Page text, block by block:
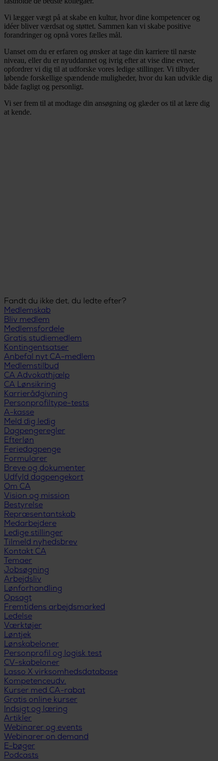
Vi lægger vægt på at skabe en kultur, hvor dine kompetencer og
idéer bliver værdsat og støttet. Sammen kan vi skabe positive
forandringer og opnå vores fælles mål.
Uanset om du er erfaren og ønsker at tage din karriere til næste
niveau, eller du er nyuddannet og ivrig efter at vise dine evner,
opfordrer vi dig til at udforske vores ledige stillinger. Vi tilbyder
løbende forskellige spændende muligheder, hvor du kan udvikle dig
både fagligt og personligt.
Vi ser frem til at modtage din ansøgning og glæder os til at lære dig
at kende.
Fandt du ikke det, du ledte efter?
Medlemskab
Bliv medlem
Medlemsfordele
Gratis studiemedlem
Kontingentsatser
Anbefal nyt CA-medlem
Medlemstilbud
CA Advokathjælp
CA Lønsikring
Karrierådgivning
Personprofiltype-tests
A-kasse
Meld dig ledig
Dagpengeregler
Efterløn
Feriedagpenge
Formularer
Breve og dokumenter
Udfyld dagpengekort
Om CA
Vision og mission
Bestyrelse
Repræsentantskab
Medarbejdere
Ledige stillinger
Tilmeld nyhedsbrev
Kontakt CA
Temaer
Jobsøgning
Arbejdsliv
Lønforhandling
Opsagt
Fremtidens arbejdsmarked
Ledelse
Værktøjer
Løntjek
Lønskabeloner
Personprofil og logisk test
CV-skabeloner
Lasso X virksomhedsdatabase
Kompetenceudv.
Kurser med CA-rabat
Gratis online kurser
Indsigt og læring
Artikler
Webinarer og events
Webinarer on demand
E-bøger
Podcasts